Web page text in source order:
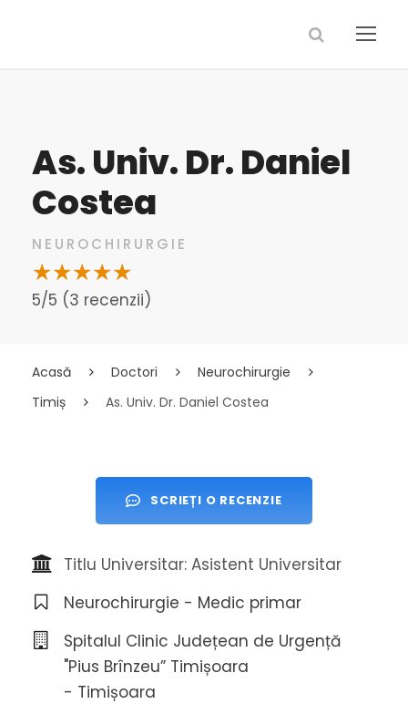
As. Univ. Dr. Daniel
Costea
NEUROCHIRURGIE
5/5 (3 recenzii)
Acasă Doctori
Neurochirurgie
Timiș
As. Univ. Dr. Daniel Costea
SCRIEȚI O RECENZIE
Titlu Universitar: Asistent Universitar
Neurochirurgie - Medic primar
Spitalul Clinic Județean de Urgență
"Pius Brînzeu” Timișoara
- Timișoara